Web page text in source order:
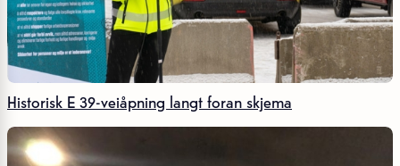
Historisk E 39-veiåpning langt foran skjema